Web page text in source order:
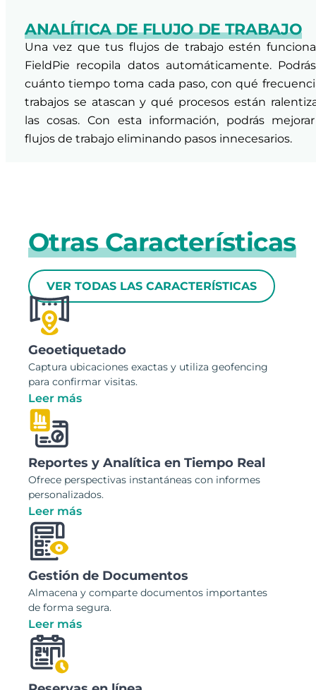
ANALÍTICA DE FLUJO DE TRABAJO
Una vez que tus flujos de trabajo estén
FieldPie recopila datos automáticamente.
cuánto tiempo toma cada paso, con qué
trabajos se atascan y qué procesos están
las cosas. Con esta información, podrás
flujos de trabajo eliminando pasos innecesarios.
Otras Características
VER TODAS LAS CARACTERÍSTICAS
Geoetiquetado
Captura ubicaciones exactas y utiliza geofencing
para confirmar visitas.
Leer más
Reportes y Analítica en Tiempo Real
Ofrece perspectivas instantáneas con informes
personalizados.
Leer más
Gestión de Documentos
Almacena y comparte documentos importantes
de forma segura.
Leer más